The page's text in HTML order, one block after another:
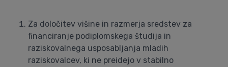
Za določitev višine in razmerja sredstev za
financiranje podiplomskega študija in
raziskovalnega usposabljanja mladih
raziskovalcev, ki ne preidejo v stabilno